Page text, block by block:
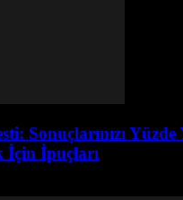
Sonuçlarınızı Yüzde
İçin İpuçları